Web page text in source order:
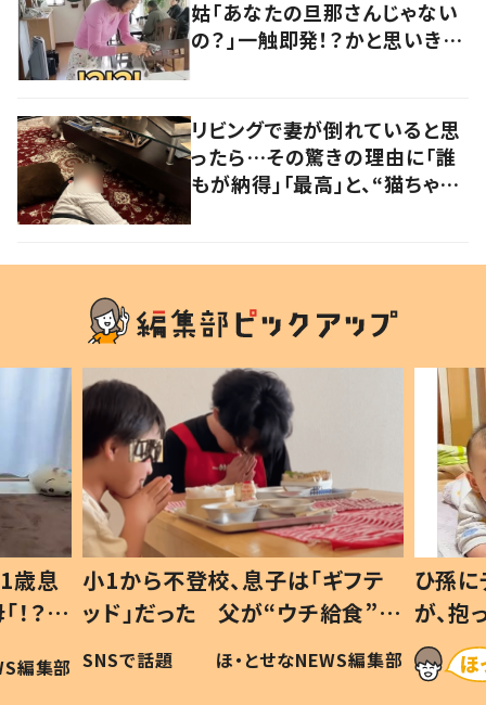
姑「あなたの旦那さんじゃない
の？」一触即発！？かと思いき
リビングで妻が倒れていると思
ったら…その驚きの理由に「誰
もが納得」「最高」と、“猫ちゃん
歳息
？」
編集部
小1から不登校、息子は「ギフテ
ッド」だった 父が“ウチ給食”を
作り続ける理由とは #令和の親
#令和の子
SNSで話題 ほ・とせなNEWS編集部
ひ孫
が、
「涙が
い」